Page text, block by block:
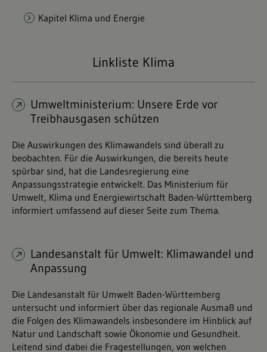
Kapitel Klima und Energie
Linkliste Klima
Umweltministerium: Unsere Erde vor
Treibhausgasen schützen
Die Auswirkungen des Klimawandels sind überall zu
beobachten. Für die Auswirkungen, die bereits heute
spürbar sind, hat die Landesregierung eine
Anpassungsstrategie entwickelt. Das Ministerium für
Umwelt, Klima und Energiewirtschaft Baden-Württemberg
informiert umfassend auf dieser Seite zum Thema.
Landesanstalt für Umwelt: Klimawandel und
Anpassung
Die Landesanstalt für Umwelt Baden-Württemberg
untersucht und informiert über das regionale Ausmaß und
die Folgen des Klimawandels insbesondere im Hinblick auf
Natur und Landschaft sowie Ökonomie und Gesundheit.
Leitend sind dabei die Fragestellungen, von welchen